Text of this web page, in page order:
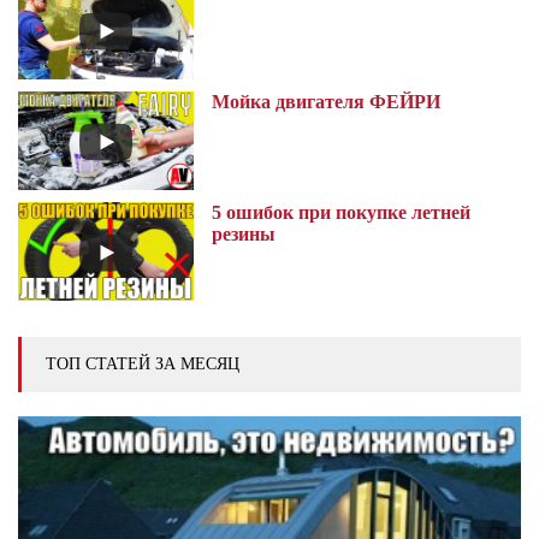
Мойка двигателя ФЕЙРИ
5 ошибок при покупке летней
резины
ТОП СТАТЕЙ ЗА МЕСЯЦ